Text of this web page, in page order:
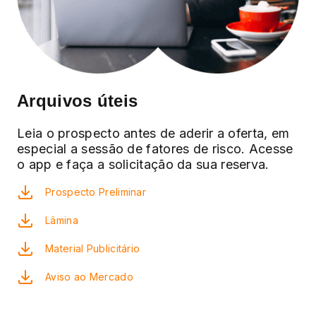
Arquivos úteis
Leia o prospecto antes de aderir a oferta, em
especial a sessão de fatores de risco. Acesse
o app e faça a solicitação da sua reserva.
Prospecto Preliminar
Lâmina
Material Publicitário
Aviso ao Mercado